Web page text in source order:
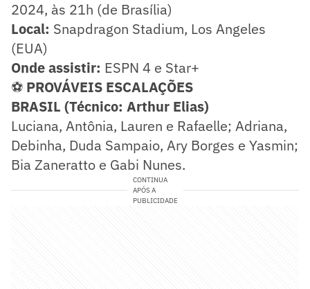
2024, às 21h (de Brasília)
Local: Snapdragon Stadium, Los Angeles
(EUA)
Onde assistir: ESPN 4 e Star+
⚽ PROVÁVEIS ESCALAÇÕES
BRASIL (Técnico: Arthur Elias)
Luciana, Antônia, Lauren e Rafaelle; Adriana,
Debinha, Duda Sampaio, Ary Borges e Yasmin;
Bia Zaneratto e Gabi Nunes.
CONTINUA
APÓS A
PUBLICIDADE